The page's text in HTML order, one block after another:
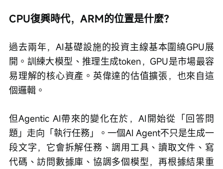
CPU復興時代，ARM的位置是什麼？
過去兩年，AI基礎設施的投資主線基本圍繞GPU展
開。訓練大模型、推理生成token，GPU是市場最容
易理解的核心資產。英偉達的估值擴張，也來自這
個邏輯。
但Agentic AI帶來的變化在於，AI開始從「回答問
題」走向「執行任務」。一個AI Agent不只是生成一
段文字，它會拆解任務、調用工具、讀取文件、寫
代碼、訪問數據庫、協調多個模型，再根據結果重